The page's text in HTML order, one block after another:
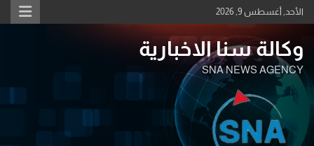
Skip
to
الأحد, أغسطس 9, 2026
وكالة سنا الاخبارية
SNA NEWS AGENCY